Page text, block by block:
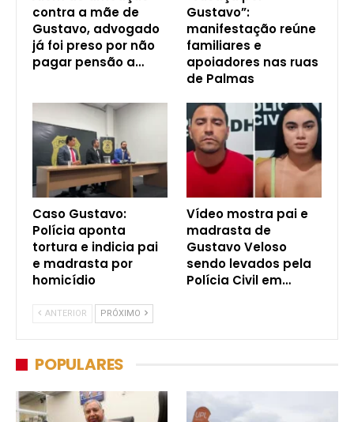
contra a mãe de
Gustavo, advogado
já foi preso por não
pagar pensão a…
Gustavo”:
manifestação reúne
familiares e
apoiadores nas ruas
de Palmas
Caso Gustavo:
Polícia aponta
tortura e indicia pai
e madrasta por
homicídio
Vídeo mostra pai e
madrasta de
Gustavo Veloso
sendo levados pela
Polícia Civil em…
ANTERIOR PRÓXIMO
POPULARES